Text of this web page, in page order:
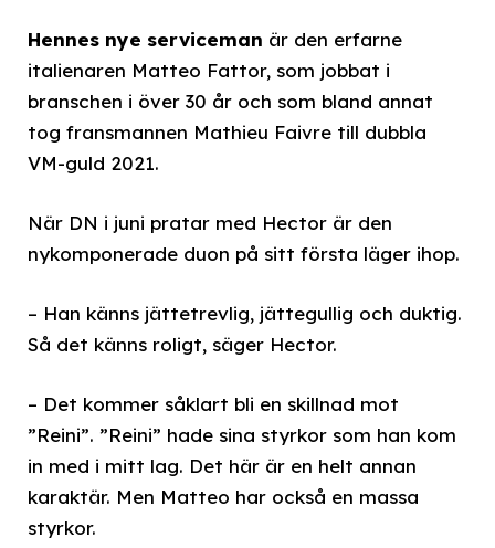
Hennes nye serviceman är den erfarne
italienaren Matteo Fattor, som jobbat i
branschen i över 30 år och som bland annat
tog fransmannen Mathieu Faivre till dubbla
VM-guld 2021.
När DN i juni pratar med Hector är den
nykomponerade duon på sitt första läger ihop.
– Han känns jättetrevlig, jättegullig och duktig.
Så det känns roligt, säger Hector.
– Det kommer såklart bli en skillnad mot
”Reini”. ”Reini” hade sina styrkor som han kom
in med i mitt lag. Det här är en helt annan
karaktär. Men Matteo har också en massa
styrkor.